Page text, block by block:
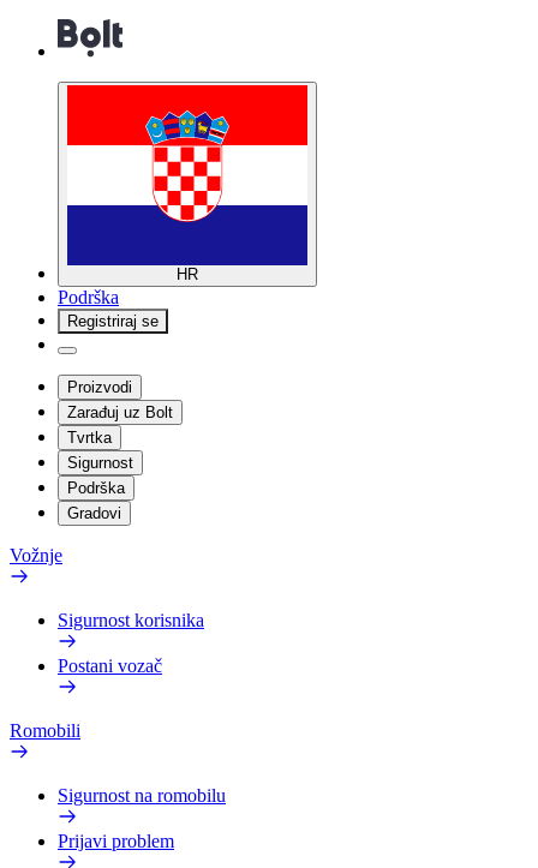
HR
Podrška
Registriraj se
Proizvodi
Zarađuj uz Bolt
Tvrtka
Sigurnost
Podrška
Gradovi
Vožnje
Sigurnost korisnika
Postani vozač
Romobili
Sigurnost na romobilu
Prijavi problem